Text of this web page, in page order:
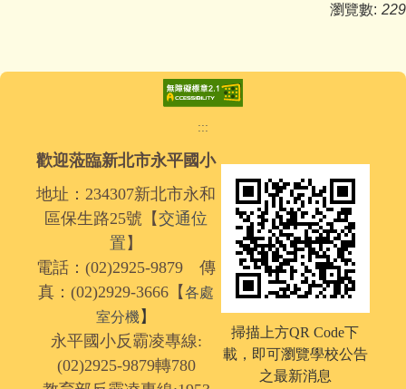
瀏覽數: 229
:::
歡迎蒞臨新北市永平國小
地址：234307新北市永和
區保生路25號【交通位
置 】
電話：(02)2925-9879 傳
真：(02)2929-3666【各處
室分機】
永平國小反霸凌專線:
(02)2925-9879轉780
掃描上方QR Code下
載， 即可瀏覽學校公告
之最新消息